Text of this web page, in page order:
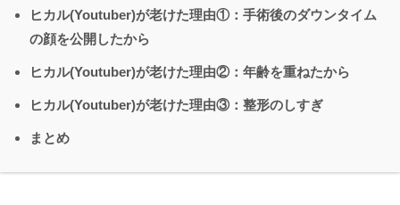
ヒカル(Youtuber)が老けた理由①：手術後のダウンタイム
の顔を公開したから
ヒカル(Youtuber)が老けた理由②：年齢を重ねたから
ヒカル(Youtuber)が老けた理由③：整形のしすぎ
まとめ